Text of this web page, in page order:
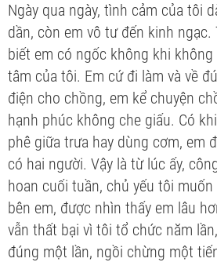
Ngày qua ngày, tình cảm của tôi
dần, còn em vô tư đến kinh
biết em có ngốc không khi
tâm của tôi. Em cứ đi làm và về
điện cho chồng, em kể chuyện
hạnh phúc không che giấu. Có
phê giữa trưa hay dùng cơm, em
có hai người. Vậy là từ lúc ấy,
hoan cuối tuần, chủ yếu tôi
bên em, được nhìn thấy em lâu
vẫn thất bại vì tôi tổ chức năm
đúng một lần, ngồi chừng một